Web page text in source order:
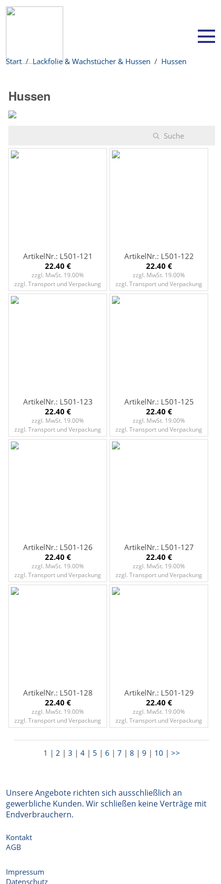
Start Lackfolie & Wachstücher & Hussen Hussen
Hussen
ArtikelNr.: L501-121
22.40 €
zzgl. MwSt. 19.00%
zzgl. Transport und Verpackung
ArtikelNr.: L501-122
22.40 €
zzgl. MwSt. 19.00%
zzgl. Transport und Verpackung
ArtikelNr.: L501-123
22.40 €
zzgl. MwSt. 19.00%
zzgl. Transport und Verpackung
ArtikelNr.: L501-125
22.40 €
zzgl. MwSt. 19.00%
zzgl. Transport und Verpackung
ArtikelNr.: L501-126
22.40 €
zzgl. MwSt. 19.00%
zzgl. Transport und Verpackung
ArtikelNr.: L501-127
22.40 €
zzgl. MwSt. 19.00%
zzgl. Transport und Verpackung
ArtikelNr.: L501-128
22.40 €
zzgl. MwSt. 19.00%
zzgl. Transport und Verpackung
ArtikelNr.: L501-129
22.40 €
zzgl. MwSt. 19.00%
zzgl. Transport und Verpackung
1 | 2 | 3 | 4 | 5 | 6 | 7 | 8 | 9 | 10 | >>
Unsere Angebote richten sich ausschließlich an
gewerbliche Kunden. Wir schließen keine Verträge mit
Endverbrauchern.
Kontakt
AGB
Impressum
Datenschutz